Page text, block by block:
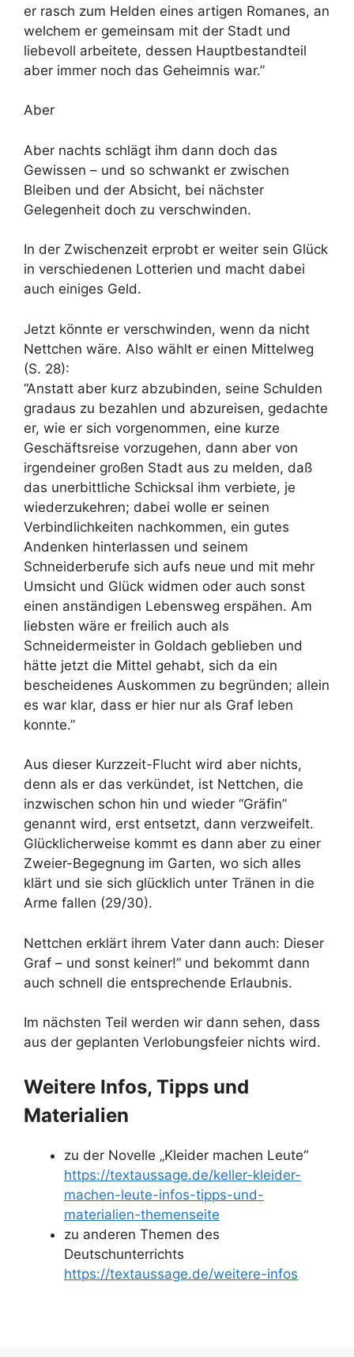
er rasch zum Helden eines artigen Romanes, an
welchem er gemeinsam mit der Stadt und
liebevoll arbeitete, dessen Hauptbestandteil
aber immer noch das Geheimnis war.”
Aber
Aber nachts schlägt ihm dann doch das
Gewissen – und so schwankt er zwischen
Bleiben und der Absicht, bei nächster
Gelegenheit doch zu verschwinden.
In der Zwischenzeit erprobt er weiter sein Glück
in verschiedenen Lotterien und macht dabei
auch einiges Geld.
Jetzt könnte er verschwinden, wenn da nicht
Nettchen wäre. Also wählt er einen Mittelweg
(S. 28):
“Anstatt aber kurz abzubinden, seine Schulden
gradaus zu bezahlen und abzureisen, gedachte
er, wie er sich vorgenommen, eine kurze
Geschäftsreise vorzugehen, dann aber von
irgendeiner großen Stadt aus zu melden, daß
das unerbittliche Schicksal ihm verbiete, je
wiederzukehren; dabei wolle er seinen
Verbindlichkeiten nachkommen, ein gutes
Andenken hinterlassen und seinem
Schneiderberufe sich aufs neue und mit mehr
Umsicht und Glück widmen oder auch sonst
einen anständigen Lebensweg erspähen. Am
liebsten wäre er freilich auch als
Schneidermeister in Goldach geblieben und
hätte jetzt die Mittel gehabt, sich da ein
bescheidenes Auskommen zu begründen; allein
es war klar, dass er hier nur als Graf leben
konnte.”
Aus dieser Kurzzeit-Flucht wird aber nichts,
denn als er das verkündet, ist Nettchen, die
inzwischen schon hin und wieder “Gräfin”
genannt wird, erst entsetzt, dann verzweifelt.
Glücklicherweise kommt es dann aber zu einer
Zweier-Begegnung im Garten, wo sich alles
klärt und sie sich glücklich unter Tränen in die
Arme fallen (29/30).
Nettchen erklärt ihrem Vater dann auch: Dieser
Graf – und sonst keiner!” und bekommt dann
auch schnell die entsprechende Erlaubnis.
Im nächsten Teil werden wir dann sehen, dass
aus der geplanten Verlobungsfeier nichts wird.
Weitere Infos, Tipps und
Materialien
zu der Novelle „Kleider machen Leute“
https://textaussage.de/keller-kleider-
machen-leute-infos-tipps-und-
materialien-themenseite
zu anderen Themen des
Deutschunterrichts
https://textaussage.de/weitere-infos